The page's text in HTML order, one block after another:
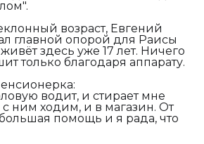
возраст, Евгений
главной опорой для Раисы
здесь уже 17 лет. Ничего
только благодаря аппарату.
водит, и стирает мне
с ним ходим, и в магазин. От
помощь и я рада, что